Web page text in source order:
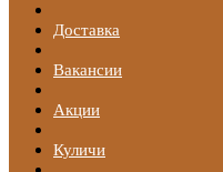
Доставка
Вакансии
Акции
Куличи